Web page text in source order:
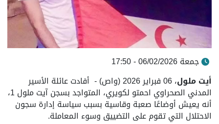
جمعة 06/02/2026 - 17:50
أيت ملول
، 06 فبراير 2026 (واص) - أفادت عائلة الأسير
المدني الصحراوي احمتو لكويري، المتواجد بسجن آيت ملول 1،
أنه يعيش أوضاعًا صعبة وقاسية بسبب سياسة إدارة سجون
الاحتلال التي تقوم على التضييق وسوء المعاملة.